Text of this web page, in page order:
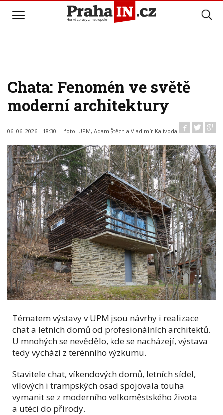
Chata: Fenomén ve světě
moderní architektury
06. 06. 2026 18:30 - foto: UPM, Adam Štěch a Vladimír Kalivoda
Tématem výstavy v UPM jsou návrhy i realizace
chat a letních domů od profesionálních architektů.
U mnohých se nevědělo, kde se nacházejí, výstava
tedy vychází z terénního výzkumu.
Stavitele chat, víkendových domů, letních sídel,
vilových i trampských osad spojovala touha
vymanit se z moderního velkoměstského života
a utéci do přírody.